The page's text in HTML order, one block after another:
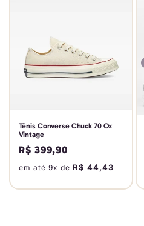
Tênis Converse Chuck 70 Ox
Vintage
Preço
normal
R$ 399,90
em até 9x de R$ 44,43